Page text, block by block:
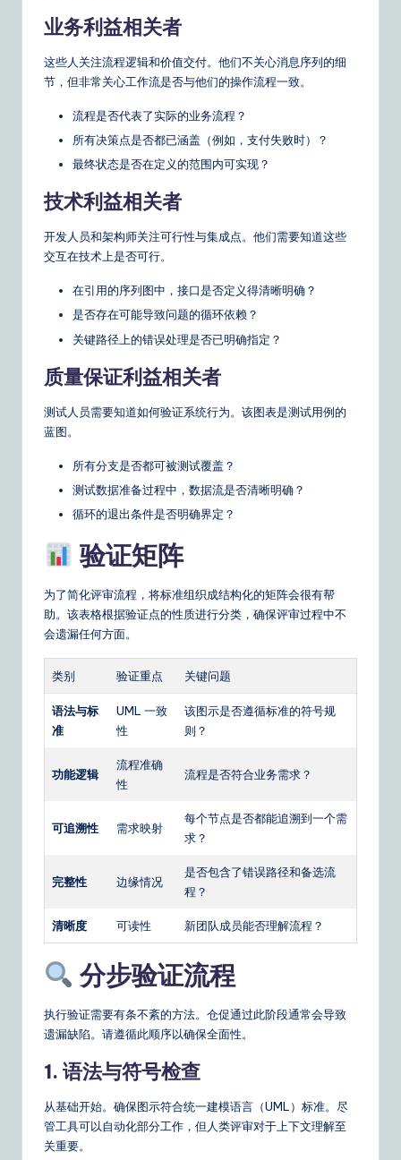
o
ft
o
业务利益相关者
这些人关注流程逻辑和价值交付。他们不关心消息序列的细
节，但非常关心工作流是否与他们的操作流程一致。
流程是否代表了实际的业务流程？
所有决策点是否都已涵盖（例如，支付失败时）？
最终状态是否在定义的范围内可实现？
技术利益相关者
开发人员和架构师关注可行性与集成点。他们需要知道这些
交互在技术上是否可行。
在引用的序列图中，接口是否定义得清晰明确？
是否存在可能导致问题的循环依赖？
关键路径上的错误处理是否已明确指定？
质量保证利益相关者
测试人员需要知道如何验证系统行为。该图表是测试用例的
蓝图。
所有分支是否都可被测试覆盖？
测试数据准备过程中，数据流是否清晰明确？
循环的退出条件是否明确界定？
验证矩阵
为了简化评审流程，将标准组织成结构化的矩阵会很有帮
助。该表格根据验证点的性质进行分类，确保评审过程中不
会遗漏任何方面。
类别 验证重点 关键问题
语法与标
准
UML 一致
性
该图示是否遵循标准的符号规
则？
功能逻辑
流程准确
性
流程是否符合业务需求？
可追溯性 需求映射
每个节点是否都能追溯到一个需
求？
完整性 边缘情况
是否包含了错误路径和备选流
程？
清晰度 可读性 新团队成员能否理解流程？
分步验证流程
执行验证需要有条不紊的方法。仓促通过此阶段通常会导致
遗漏缺陷。请遵循此顺序以确保全面性。
1. 语法与符号检查
从基础开始。确保图示符合统一建模语言（UML）标准。尽
管工具可以自动化部分工作，但人类评审对于上下文理解至
关重要。